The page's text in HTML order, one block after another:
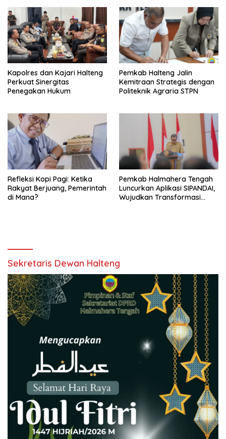
Kapolres dan Kajari Halteng
Perkuat Sinergitas
Penegakan Hukum
Pemkab Halteng Jalin
Kemitraan Strategis dengan
Politeknik Agraria STPN
Refleksi Kopi Pagi: Ketika
Rakyat Berjuang, Pemerintah
di Mana?
Pemkab Halmahera Tengah
Luncurkan Aplikasi SIPANDAI,
Wujudkan Transformasi
Sekretaris Dewan Halteng